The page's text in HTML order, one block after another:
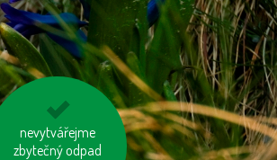
nevytvářejme
zbytečný odpad
vypínejme el.
spotřebiče (TV, PC